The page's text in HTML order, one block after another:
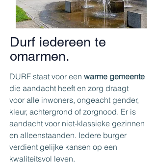
Durf iedereen te
omarmen.
DURF staat voor een warme gemeente
die aandacht heeft en zorg draagt
voor alle inwoners, ongeacht gender,
kleur, achtergrond of zorgnood. Er is
aandacht voor niet-klassieke gezinnen
en alleenstaanden. Iedere burger
verdient gelijke kansen op een
kwaliteitsvol leven.